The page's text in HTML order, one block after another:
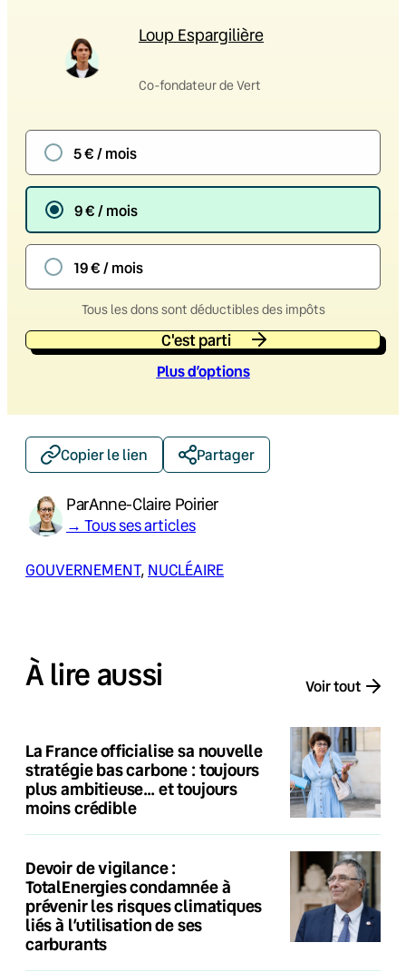
Loup Espargilière
Co-fondateur de Vert
5 € / mois
9 € / mois
19 € / mois
Tous les dons sont déductibles des impôts
C'est parti
Plus d’options
Copier le lien Partager
ParAnne-Claire Poirier
→ Tous ses articles
GOUVERNEMENT, NUCLÉAIRE
À lire aussi Voir tout
La France officialise sa nouvelle
stratégie bas carbone : toujours
plus ambitieuse… et toujours
moins crédible
Devoir de vigilance :
TotalEnergies condamnée à
prévenir les risques climatiques
liés à l’utilisation de ses
carburants